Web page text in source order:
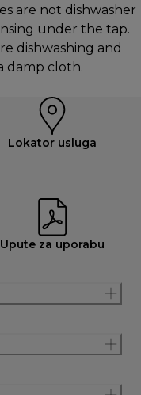
are not dishwasher
under the tap.
dishwashing and
damp cloth.
Lokator usluga
Upute za uporabu